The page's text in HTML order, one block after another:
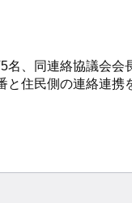
名、同連絡協議会会
と住民側の連絡連携